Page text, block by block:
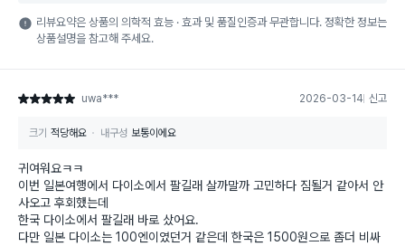
리뷰요약은 상품의 의학적 효능 · 효과 및 품질인증과 무관합니다. 정확한 정보는
상품설명을 참고해 주세요.
별점 5점 uwa*** 2026-03-14 신고
크기 적당해요 내구성 보통이에요
귀여워요ㅋㅋ
이번 일본여행에서 다이소에서 팔길래 살까말까 고민하다 짐될거 같아서 안
사오고 후회했는데
한국 다이소에서 팔길래 바로 샀어요.
다만 일본 다이소는 100엔이였던거 같은데 한국은 1500원으로 좀더 비싸